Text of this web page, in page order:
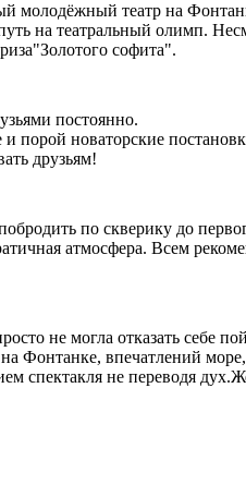
молодёжный театр на
на театральный олимп.
софита".
постоянно.
порой новаторские
друзьям!
по скверику до
атмосфера. Всем
не могла отказать себе
Фонтанке, впечатлений
спектакля не переводя